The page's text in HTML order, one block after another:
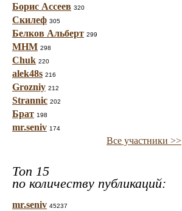
Борис Ассеев 320
Скилеф 305
Белков Альберт 299
МНМ 298
Chuk 220
alek48s 216
Grozniy 212
Strannic 202
Брат 198
mr.seniv 174
Все участники >>
Топ 15
по количеству публикаций:
mr.seniv 45237